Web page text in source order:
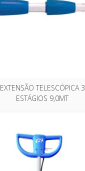
EXTENSÃO TELESCÓPICA 3
ESTÁGIOS 9,0MT